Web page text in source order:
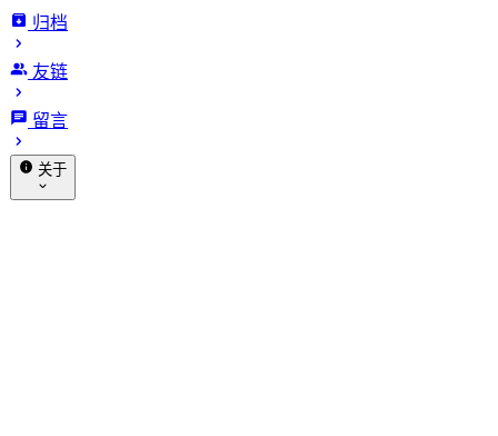
归档
友链
留言
关于
NPS内网穿透工具安装使用教
程
发布于 2019-02-25
钟 · 阅读时长